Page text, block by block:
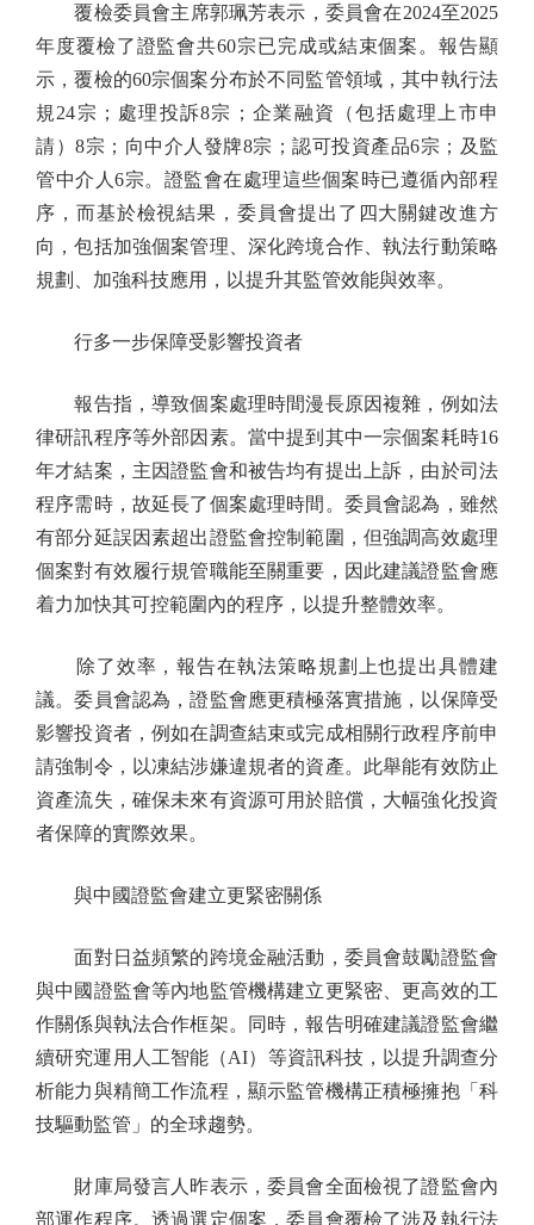
覆檢委員會主席郭珮芳表示，委員會在2024至2025
年度覆檢了證監會共60宗已完成或結束個案。報告顯
示，覆檢的60宗個案分布於不同監管領域，其中執行法
規24宗；處理投訴8宗；企業融資（包括處理上市申
請）8宗；向中介人發牌8宗；認可投資產品6宗；及監
管中介人6宗。證監會在處理這些個案時已遵循內部程
序，而基於檢視結果，委員會提出了四大關鍵改進方
向，包括加強個案管理、深化跨境合作、執法行動策略
規劃、加強科技應用，以提升其監管效能與效率。
行多一步保障受影響投資者
報告指，導致個案處理時間漫長原因複雜，例如法
律研訊程序等外部因素。當中提到其中一宗個案耗時16
年才結案，主因證監會和被告均有提出上訴，由於司法
程序需時，故延長了個案處理時間。委員會認為，雖然
有部分延誤因素超出證監會控制範圍，但強調高效處理
個案對有效履行規管職能至關重要，因此建議證監會應
着力加快其可控範圍內的程序，以提升整體效率。
除了效率，報告在執法策略規劃上也提出具體建
議。委員會認為，證監會應更積極落實措施，以保障受
影響投資者，例如在調查結束或完成相關行政程序前申
請強制令，以凍結涉嫌違規者的資產。此舉能有效防止
資產流失，確保未來有資源可用於賠償，大幅強化投資
者保障的實際效果。
與中國證監會建立更緊密關係
面對日益頻繁的跨境金融活動，委員會鼓勵證監會
與中國證監會等內地監管機構建立更緊密、更高效的工
作關係與執法合作框架。同時，報告明確建議證監會繼
續研究運用人工智能（AI）等資訊科技，以提升調查分
析能力與精簡工作流程，顯示監管機構正積極擁抱「科
技驅動監管」的全球趨勢。
財庫局發言人昨表示，委員會全面檢視了證監會內
部運作程序。透過選定個案，委員會覆檢了涉及執行法